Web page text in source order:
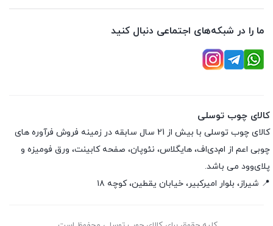
ما را در شبکه‌های اجتماعی دنبال کنید
کالای چوب توسلی
کالای چوب توسلی با بیش از 21 سال سابقه در زمینه فروش فرآوره های
چوبی اعم از ام‌دی‌اف، هایگلاس، نئوپان، صفحه کابینت، ورق فومیزه و
پلای‌وود می باشد.
📍 شیراز، بلوار امیرکبیر، خیابان یقطین، کوچه ۱۸